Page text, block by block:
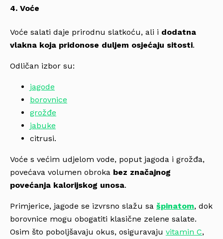
4. Voće
Voće salati daje prirodnu slatkoću, ali i dodatna
vlakna koja pridonose duljem osjećaju sitosti.
Odličan izbor su:
jagode
borovnice
grožđe
jabuke
citrusi.
Voće s većim udjelom vode, poput jagoda i grožđa,
povećava volumen obroka bez značajnog
povećanja kalorijskog unosa.
Primjerice, jagode se izvrsno slažu sa špinatom, dok
borovnice mogu obogatiti klasične zelene salate.
Osim što poboljšavaju okus, osiguravaju vitamin C,